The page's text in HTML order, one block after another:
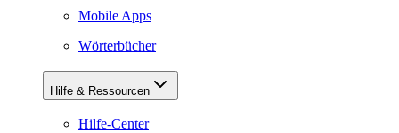
Mobile Apps
Wörterbücher
Hilfe & Ressourcen
Hilfe-Center